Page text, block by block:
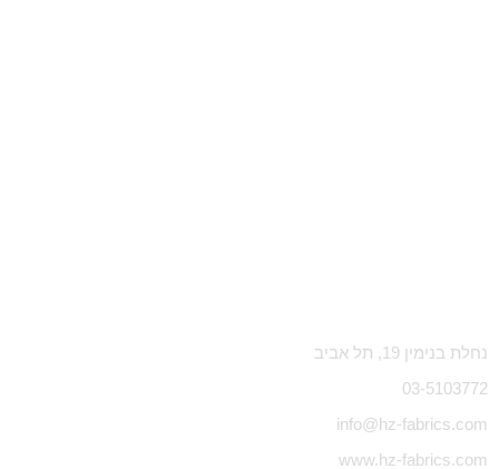
נחלת בנימין 19, תל אביב
03-5103772
info@hz-fabrics.com
www.hz-fabrics.com